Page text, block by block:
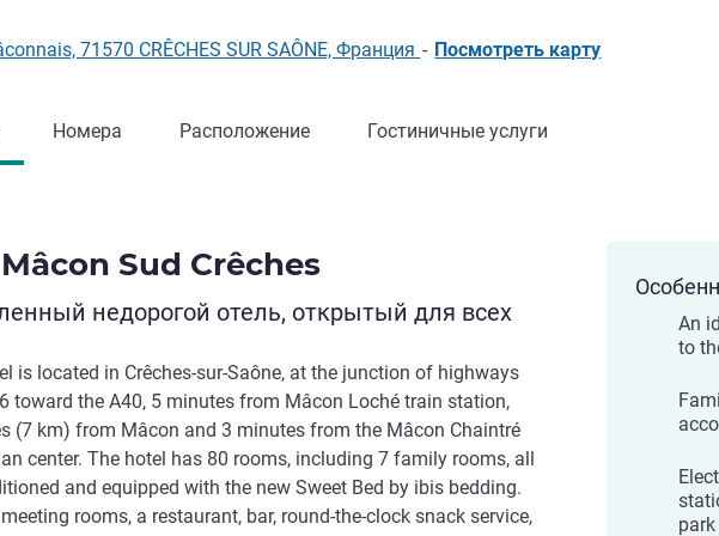
71570 CRÊCHES SUR SAÔNE, Франция - Посмотреть карту
Номера Расположение Гостиничные услуги
Sud Crêches
недорогой отель, открытый для всех
is located in Crêches-sur-Saône, at the junction of highways
toward the A40, 5 minutes from Mâcon Loché train station,
(7 km) from Mâcon and 3 minutes from the Mâcon Chaintré
center. The hotel has 80 rooms, including 7 family rooms, all
and equipped with the new Sweet Bed by ibis bedding.
rooms, a restaurant, bar, round-the-clock snack service,
An
to
park